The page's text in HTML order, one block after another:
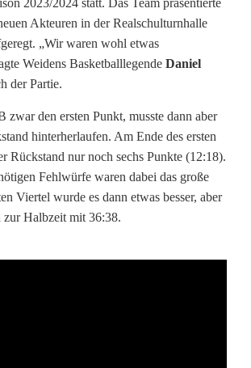
2023/2024 statt. Das Team präsentierte
Akteuren in der Realschulturnhalle
„Wir waren wohl etwas
Weidens Basketballlegende Daniel
der Partie.
zwar den ersten Punkt, musste dann aber
hinterherlaufen. Am Ende des ersten
Rückstand nur noch sechs Punkte (12:18).
Fehlwürfe waren dabei das große
Viertel wurde es dann etwas besser, aber
zur Halbzeit mit 36:38.